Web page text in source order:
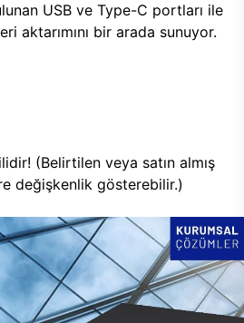
USB ve Type-C portları ile
aktarımını bir arada sunuyor.
(Belirtilen veya satın almış
değişkenlik gösterebilir.)